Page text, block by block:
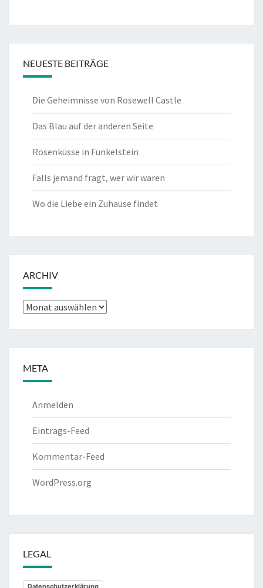
NEUESTE BEITRÄGE
Die Geheimnisse von Rosewell Castle
Das Blau auf der anderen Seite
Rosenküsse in Funkelstein
Falls jemand fragt, wer wir waren
Wo die Liebe ein Zuhause findet
ARCHIV
Archiv
META
Anmelden
Eintrags-Feed
Kommentar-Feed
WordPress.org
LEGAL